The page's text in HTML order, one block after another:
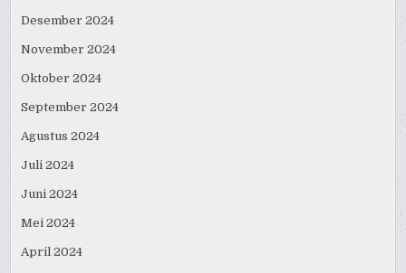
Desember 2024
November 2024
Oktober 2024
September 2024
Agustus 2024
Juli 2024
Juni 2024
Mei 2024
April 2024